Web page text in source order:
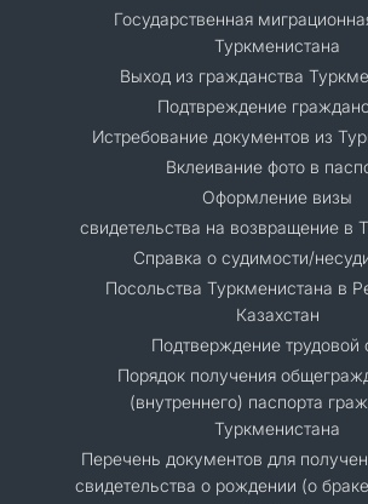
Государственная
Туркменистана
Выход из гражданства
Подтвреждение
Истребование документов из
Вклеивание фото в
Оформление визы
свидетельства на возвращение в
Справка о судимости/
Посольства Туркменистана в
Казахстан
Подтверждение трудовой
Порядок получения
(внутреннего) паспорта
Туркменистана
Перечень документов для
свидетельства о рождении (о